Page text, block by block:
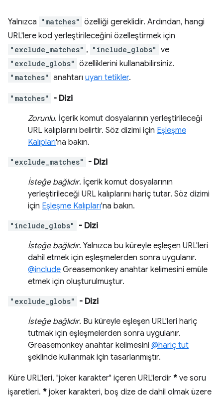
Yalnızca "matches" özelliği gereklidir. Ardından, hangi
URL'lere kod yerleştirileceğini özelleştirmek için
"exclude_matches" , "include_globs" ve
"exclude_globs" özelliklerini kullanabilirsiniz.
"matches" anahtarı uyarı tetikler.
"matches"
- Dizi
Zorunlu. İçerik komut dosyalarının yerleştirileceği
URL kalıplarını belirtir. Söz dizimi için Eşleşme
Kalıpları'na bakın.
"exclude_matches"
- Dizi
İsteğe bağlıdır. İçerik komut dosyalarının
yerleştirileceği URL kalıplarını hariç tutar. Söz dizimi
için Eşleşme Kalıpları'na bakın.
"include_globs"
- Dizi
İsteğe bağlıdır. Yalnızca bu küreyle eşleşen URL'leri
dahil etmek için eşleşmelerden sonra uygulanır.
@include Greasemonkey anahtar kelimesini emüle
etmek için oluşturulmuştur.
"exclude_globs"
- Dizi
İsteğe bağlıdır. Bu küreyle eşleşen URL'leri hariç
tutmak için eşleşmelerden sonra uygulanır.
Greasemonkey anahtar kelimesini @hariç tut
şeklinde kullanmak için tasarlanmıştır.
Küre URL'leri, "joker karakter" içeren URL'lerdir * ve soru
işaretleri. * joker karakteri, boş dize de dahil olmak üzere